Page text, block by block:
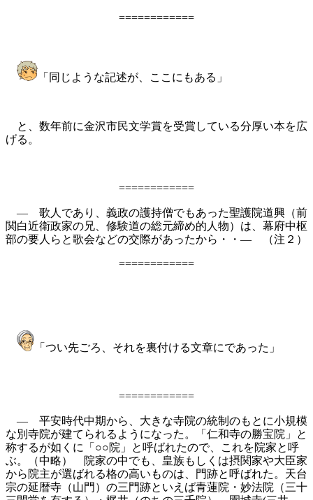
============
「同じような記述が、ここにもある」
と、数年前に金沢市民文学賞を受賞している分厚い本を広
げる。
============
― 歌人であり、義政の護持僧でもあった聖護院道興（前
関白近衛政家の兄、修験道の総元締め的人物）は、幕府中枢
部の要人らと歌会などの交際があったから・・― （注２）
============
「つい先ごろ、それを裏付ける文章にであった」
============
― 平安時代中期から、大きな寺院の統制のもとに小規模
な別寺院が建てられるようになった。「仁和寺の勝宝院」と
称するが如くに「○○院」と呼ばれたので、これを院家と呼
ぶ。（中略） 院家の中でも、皇族もしくは摂関家や大臣家
から院主が選ばれる格の高いものは、門跡と呼ばれた。天台
宗の延暦寺（山門）の三門跡といえば青蓮院・妙法院（三十